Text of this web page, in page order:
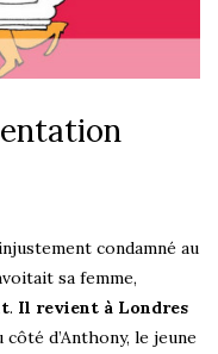
condamné au
sa femme,
. Il revient à Londres
côté d’Anthony, le jeune